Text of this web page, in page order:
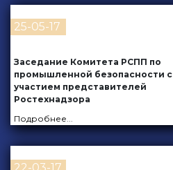
25-05-17
Заседание Комитета РСПП по
промышленной безопасности с
участием представителей
Ростехнадзора
Подробнее...